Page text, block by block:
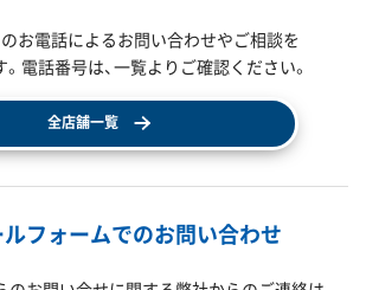
お電話によるお問い合わせやご相談を
電話番号は、一覧よりご確認ください。
全店舗一覧
ルフォームでのお問い合わせ